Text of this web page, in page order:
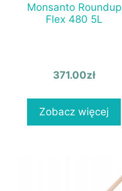
Monsanto Roundup
Flex 480 5L
371.00zł
Zobacz więcej